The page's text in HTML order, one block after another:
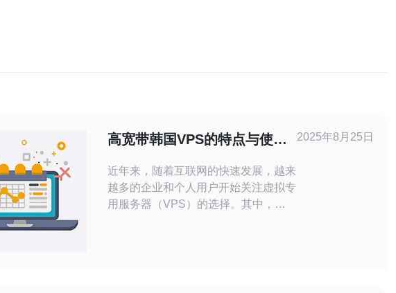
高宽带韩国VPS的特点与使用
近年来，随着互联网的快速发展，越来
越多的企业和个人用户开始关注虚拟专
用服务器（VPS）的选择。其中，高
2025年8月25日